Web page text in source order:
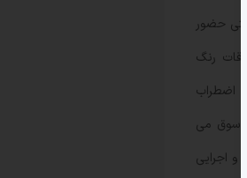
حضور
رنگ
اضطراب
سوق می
اجرایی